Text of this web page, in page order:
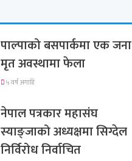
पाल्पाको बसपार्कमा एक जना
मृत अवस्थामा फेला
५ वर्ष अगाडि
नेपाल पत्रकार महासंघ
स्याङ्जाको अध्यक्षमा सिग्देल
निर्विरोध निर्वाचित